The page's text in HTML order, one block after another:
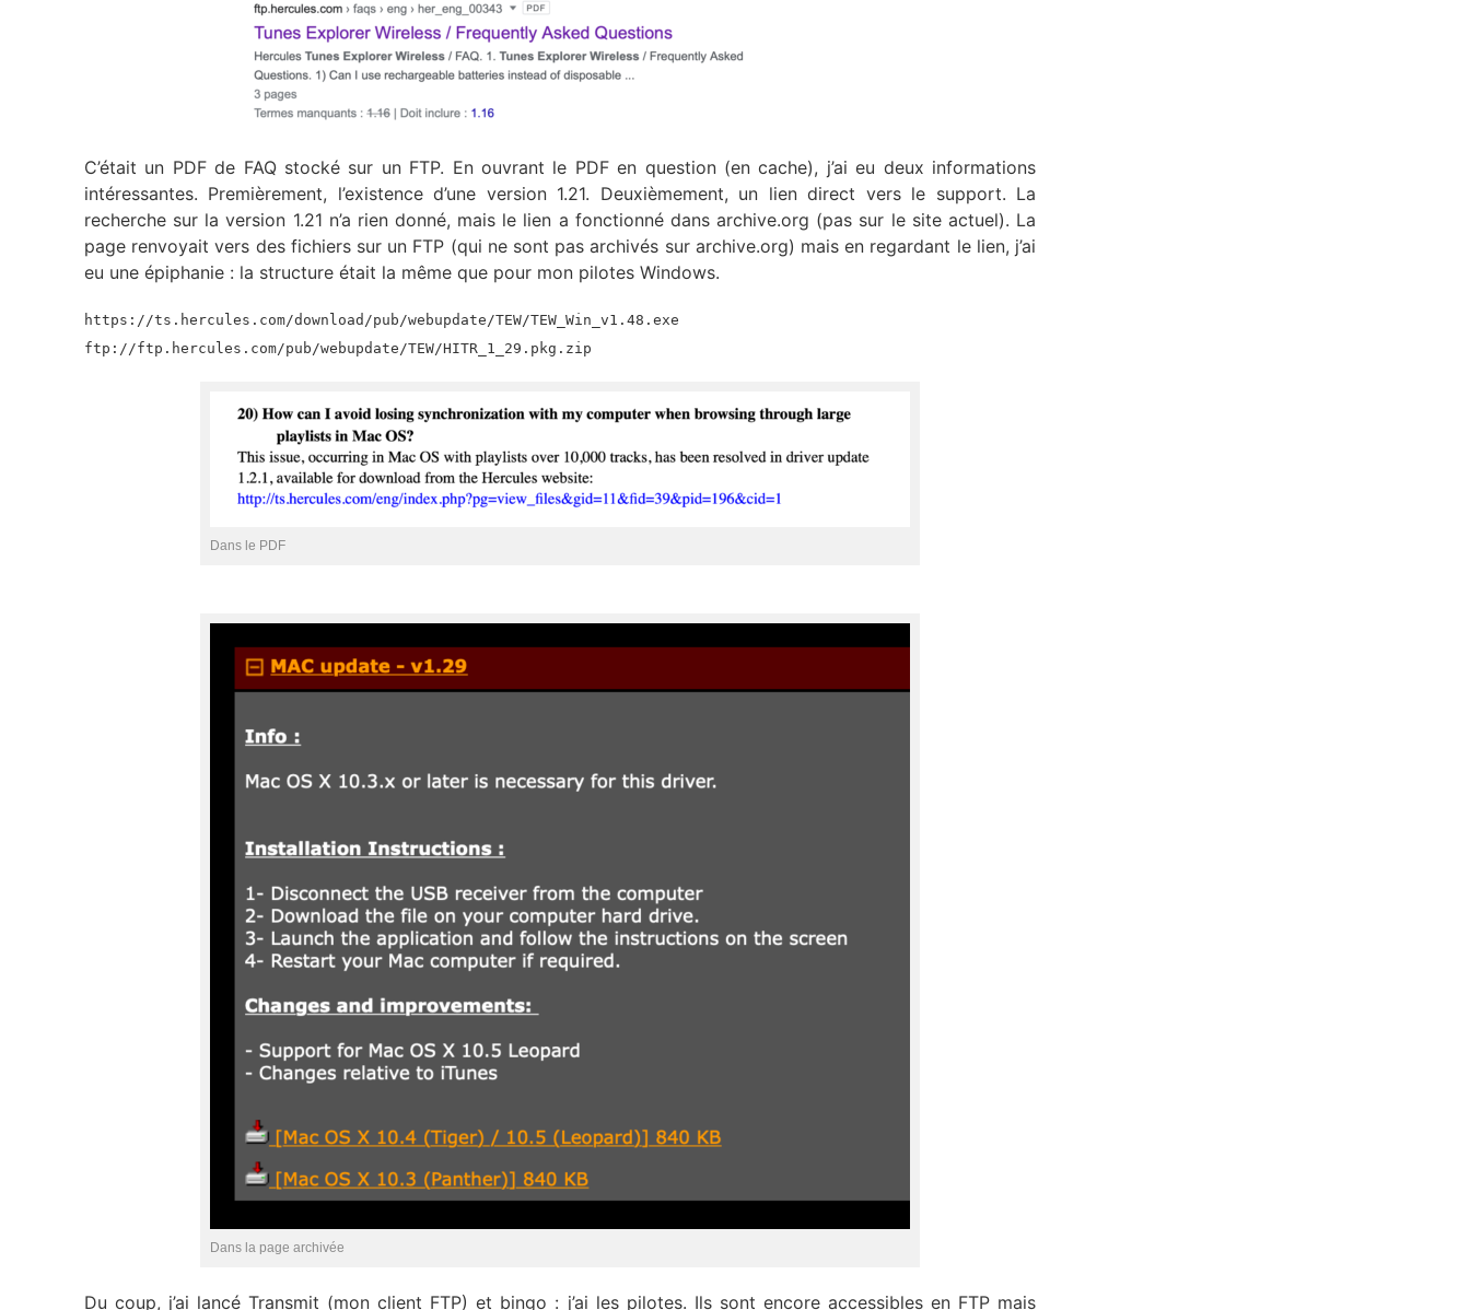
C’était un PDF de FAQ stocké sur un FTP. En ouvrant le PDF en question (en cache), j’ai eu deux informations
intéressantes. Premièrement, l’existence d’une version 1.21. Deuxièmement, un lien direct vers le support. La
recherche sur la version 1.21 n’a rien donné, mais le lien a fonctionné dans archive.org (pas sur le site actuel). La
page renvoyait vers des fichiers sur un FTP (qui ne sont pas archivés sur archive.org) mais en regardant le lien, j’ai
eu une épiphanie : la structure était la même que pour mon pilotes Windows.
https://ts.hercules.com/download/pub/webupdate/TEW/TEW_Win_v1.48.exe
ftp://ftp.hercules.com/pub/webupdate/TEW/HITR_1_29.pkg.zip
Dans le PDF
Dans la page archivée
Du coup, j’ai lancé Transmit (mon client FTP) et bingo : j’ai les pilotes. Ils sont encore accessibles en FTP mais